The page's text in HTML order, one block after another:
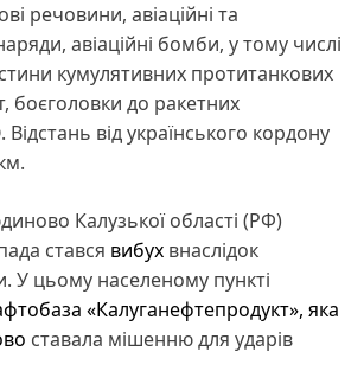
речовини, авіаційні та
авіаційні бомби, у тому числі
кумулятивних протитанкових
боєголовки до ракетних
від українського кордону
Калузької області (РФ)
стався вибух внаслідок
У цьому населеному пункті
«Калуганефтепродукт», яка
ставала мішенню для ударів